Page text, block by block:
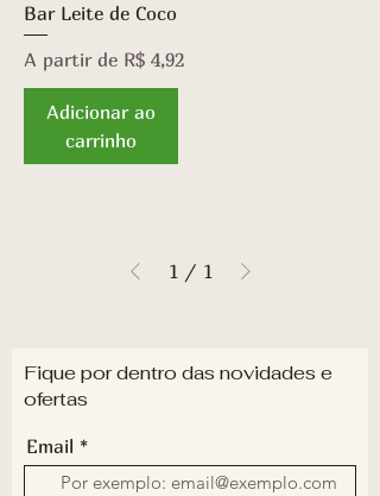
Bar Leite de Coco
A partir de R$ 4,92
Preço promocional
Adicionar ao
carrinho
1 / 1
Fique por dentro das novidades e
ofertas
Email